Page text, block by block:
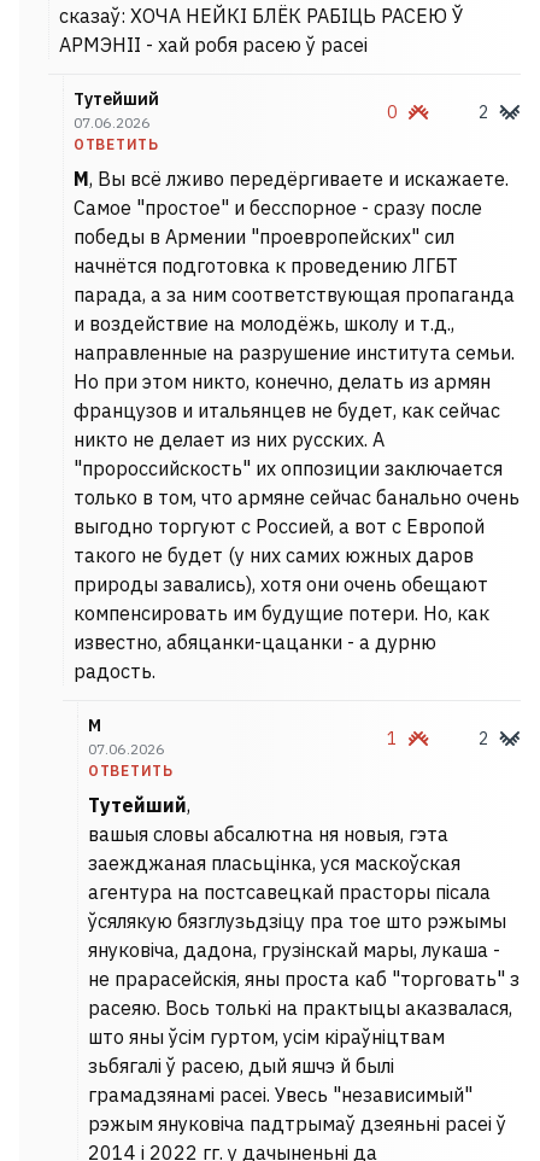
сказаў: ХОЧА НЕЙКІ БЛЁК РАБІЦЬ РАСЕЮ Ў
АРМЭНІІ - хай робя расею ў расеі
Тутейший
07.06.2026
ОТВЕТИТЬ
0 2
М, Вы всё лживо передёргиваете и искажаете.
Самое "простое" и бесспорное - сразу после
победы в Армении "проевропейских" сил
начнётся подготовка к проведению ЛГБТ
парада, а за ним соответствующая пропаганда
и воздействие на молодёжь, школу и т.д.,
направленные на разрушение института семьи.
Но при этом никто, конечно, делать из армян
французов и итальянцев не будет, как сейчас
никто не делает из них русских. А
"пророссийскость" их оппозиции заключается
только в том, что армяне сейчас банально очень
выгодно торгуют с Россией, а вот с Европой
такого не будет (у них самих южных даров
природы завались), хотя они очень обещают
компенсировать им будущие потери. Но, как
известно, абяцанки-цацанки - а дурню
радость.
М
07.06.2026
ОТВЕТИТЬ
1 2
Тутейший,
вашыя словы абсалютна ня новыя, гэта
заежджаная пласьцінка, уся маскоўская
агентура на постсавецкай прасторы пісала
ўсялякую бязглузьдзіцу пра тое што рэжымы
януковіча, дадона, грузінскай мары, лукаша -
не прарасейскія, яны проста каб "торговать" з
расеяю. Вось толькі на практыцы аказвалася,
што яны ўсім гуртом, усім кіраўніцтвам
зьбягалі ў расею, дый яшчэ й былі
грамадзянамі расеі. Увесь "независимый"
рэжым януковіча падтрымаў дзеяньні расеі ў
2014 і 2022 гг. у дачыненьні да